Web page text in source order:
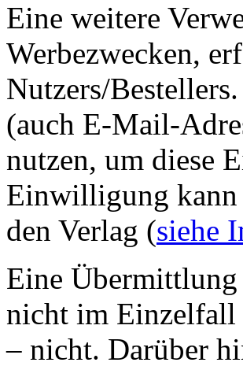
Eine weitere
Werbezwecken,
Nutzers/
(auch E-Mail-
nutzen, um diese
Einwilligung kann
den Verlag (siehe
Eine
nicht im Einzelfall
– nicht. Darüber